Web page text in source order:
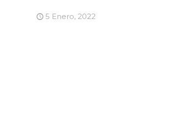
5 Enero, 2022